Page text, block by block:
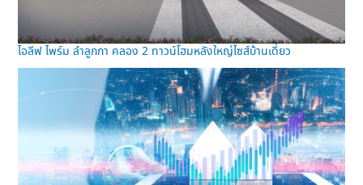
ไอลีฟ ไพร์ม ลำลูกกา คลอง 2 ทาวน์โฮมหลังใหญ่ไซส์บ้านเดี่ยว